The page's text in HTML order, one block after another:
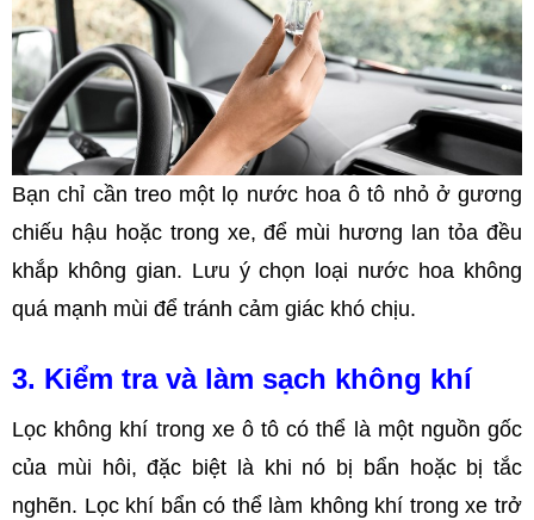
Bạn chỉ cần treo một lọ nước hoa ô tô nhỏ ở gương
chiếu hậu hoặc trong xe, để mùi hương lan tỏa đều
khắp không gian. Lưu ý chọn loại nước hoa không
quá mạnh mùi để tránh cảm giác khó chịu.
3. Kiểm tra và làm sạch không khí
Lọc không khí trong xe ô tô có thể là một nguồn gốc
của mùi hôi, đặc biệt là khi nó bị bẩn hoặc bị tắc
nghẽn. Lọc khí bẩn có thể làm không khí trong xe trở